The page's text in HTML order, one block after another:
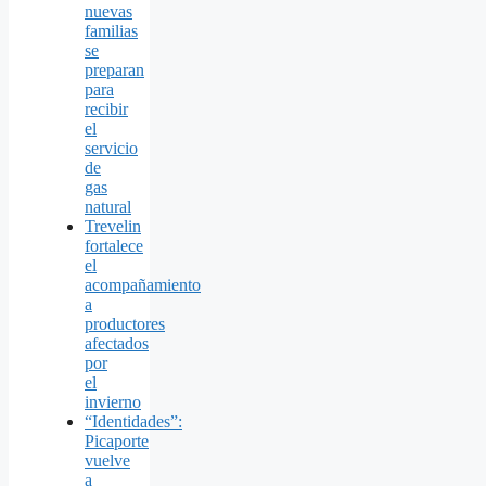
nuevas
familias
se
preparan
para
recibir
el
servicio
de
gas
natural
Trevelin
fortalece
el
acompañamiento
a
productores
afectados
por
el
invierno
“Identidades”:
Picaporte
vuelve
a